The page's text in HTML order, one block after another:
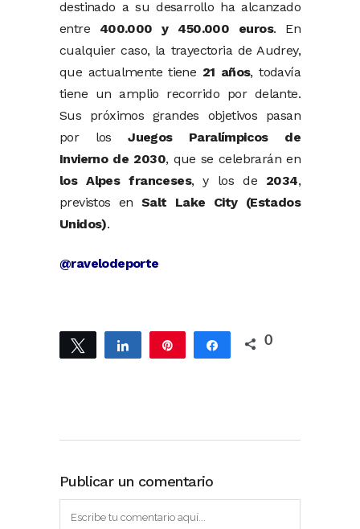
destinado asudesarrollo haalcanzado
entre 400.000y 450.000 euros. En
cualquiercaso, la trayectoria deAudrey,
que actualmentetiene 21 años,todavía
tiene unamplio recorrido por delante.
Sus próximos grandes objetivos pasan
por losJuegos Paralímpicos de
Invierno de 2030, que se celebraránen
losAlpesfranceses,y losde 2034,
previstos enSalt Lake City (Estados
Unidos).
@ravelodeporte
Twittear Compartir Compartir
0
Publicar un comentario